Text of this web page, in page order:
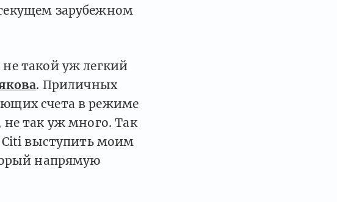
зарубежном
такой уж легкий
. Приличных
счета в режиме
так уж много. Так
Citi выступить моим
напрямую